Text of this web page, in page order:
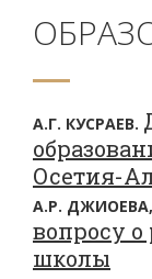
А.Г. КУСРАЕВ.
Осетия-
А.Р.
вопросу
школы